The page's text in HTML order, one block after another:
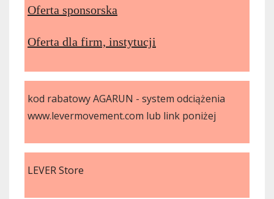
Oferta sponsorska
Oferta dla firm, instytucji
kod rabatowy AGARUN - system odciążenia
www.levermovement.com lub link poniżej
LEVER Store